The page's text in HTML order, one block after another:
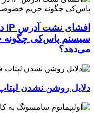
سیستم پاس‌کی چگونه
می‌دهد؟
دلایل روشن نشدن